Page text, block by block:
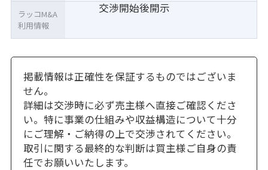
交渉開始後開示
ラッコM&A
利用情報
掲載情報は正確性を保証するものではございま
せん。
詳細は交渉時に必ず売主様へ直接ご確認くださ
い。特に事業の仕組みや収益構造について十分
にご理解・ご納得の上で交渉されてください。
取引に関する最終的な判断は買主様ご自身の責
任でお願いいたします。